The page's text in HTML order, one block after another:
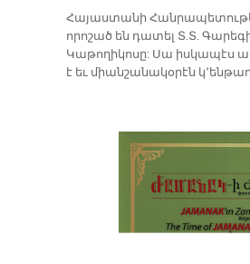
​Հայաստանի
որոշած են դատել Տ.Տ.
Կաթողիկոսը: Սա իսկապէս
է եւ միանշանակօրէն